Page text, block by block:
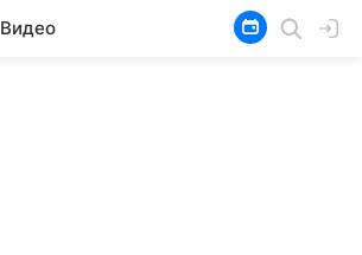
Видео